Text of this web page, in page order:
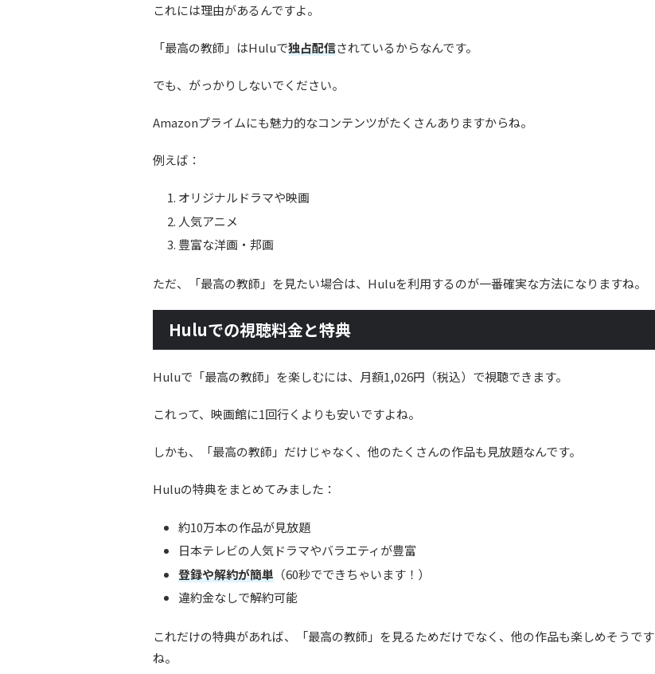
これには理由があるんですよ。
「最高の教師」はHuluで独占配信されているからなんです。
でも、がっかりしないでください。
Amazonプライムにも魅力的なコンテンツがたくさんありますからね。
例えば：
オリジナルドラマや映画
人気アニメ
豊富な洋画・邦画
ただ、「最高の教師」を見たい場合は、Huluを利用するのが一番確実な方法になりますね。
Huluでの視聴料金と特典
Huluで「最高の教師」を楽しむには、月額1,026円（税込）で視聴できます。
これって、映画館に1回行くよりも安いですよね。
しかも、「最高の教師」だけじゃなく、他のたくさんの作品も見放題なんです。
Huluの特典をまとめてみました：
約10万本の作品が見放題
日本テレビの人気ドラマやバラエティが豊富
登録や解約が簡単 （60秒でできちゃいます！）
違約金なしで解約可能
これだけの特典があれば、「最高の教師」を見るためだけでなく、他の作品も楽しめそうです
ね。